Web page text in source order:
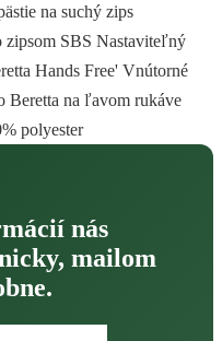
na suchý zips
zipsom SBS Nastaviteľný
Hands Free' Vnútorné
Beretta na ľavom rukáve
polyester
nás
mailom